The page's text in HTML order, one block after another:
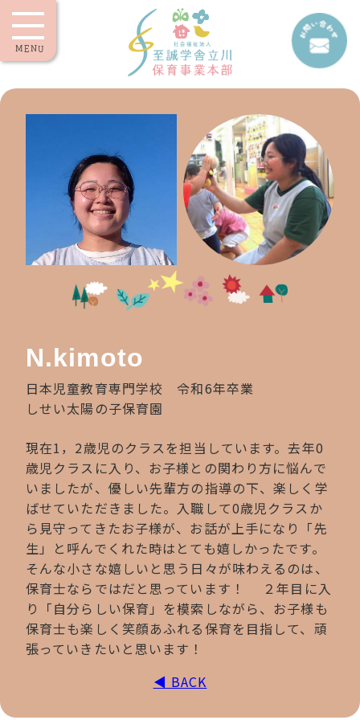
MENU
N.kimoto
日本児童教育専門学校 令和6年卒業
しせい太陽の子保育園
現在1，2歳児のクラスを担当しています。去年0
歳児クラスに入り、お子様との関わり方に悩んで
いましたが、優しい先輩方の指導の下、楽しく学
ばせていただきました。入職して0歳児クラスか
ら見守ってきたお子様が、お話が上手になり「先
生」と呼んでくれた時はとても嬉しかったです。
そんな小さな嬉しいと思う日々が味わえるのは、
保育士ならではだと思っています！ ２年目に入
り「自分らしい保育」を模索しながら、お子様も
保育士も楽しく笑顔あふれる保育を目指して、頑
張っていきたいと思います！
◀ BACK